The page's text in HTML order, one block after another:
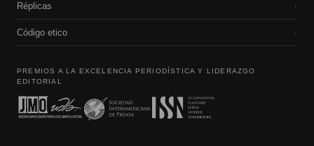
Réplicas ›
Código etico ›
PREMIOS A LA EXCELENCIA PERIODÍSTICA Y LIDERAZGO
EDITORIAL